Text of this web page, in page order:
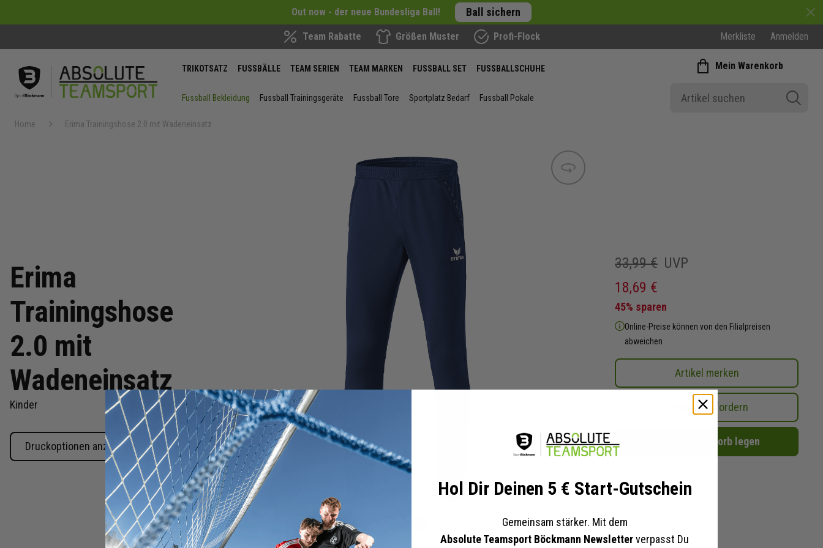
Out now - der neue Bundesliga Ball! Ball sichern
Team Rabatte Größen Muster Profi-Flock Merkliste Anmelden
TRIKOTSATZ FUSSBÄLLE TEAM SERIEN TEAM MARKEN FUSSBALL SET FUSSBALLSCHUHE
Fussball Bekleidung Fussball Trainingsgeräte Fussball Tore Sportplatz Bedarf Fussball Pokale
Mein Warenkorb
Home Erima Trainingshose 2.0 mit Wadeneinsatz
Erima
Trainingshose
2.0 mit
Wadeneinsatz
Kinder
Druckoptionen anzeigen
Bild wechseln
Zum
Anfang
der
33,99 € UVP
18,69 €
45% sparen
Online-Preise können von den Filialpreisen
abweichen
Artikel merken
Angebot anfordern
In den Warenkorb legen
Hol Dir Deinen 5 € Start-Gutschein
Gemeinsam stärker. Mit dem
Absolute Teamsport Böckmann Newsletterverpasst Du